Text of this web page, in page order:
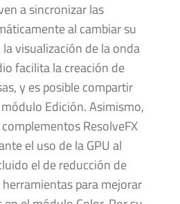
a sincronizar las
al cambiar su
visualización de la onda
facilita la creación de
y es posible compartir
Edición. Asimismo,
ResolveFX
el uso de la GPU al
el de reducción de
para mejorar